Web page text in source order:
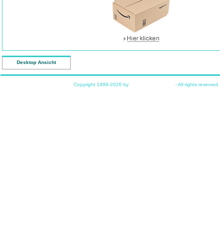
gekommen, der wußte nicht mehr, was Du bekommst, ich
Ungemach beim Kunden durch geistige Abwesenheit der
So ähnlich hatten die Monteure auch geschaut, als ich
Tja, vorher alles lang und breit mit deren Chef besprochen
Desktop Ansicht
Copyright 1999-2026 by - All rights reserved.